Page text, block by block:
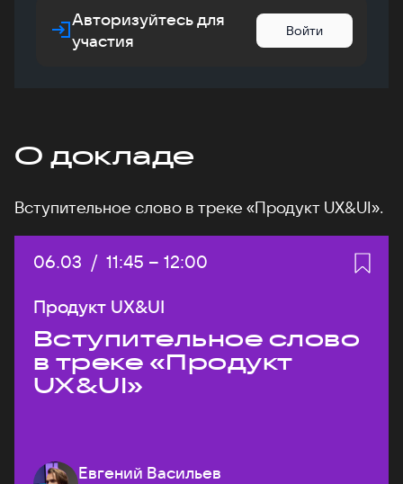
Авторизуйтесь для
участия
Войти
О докладе
Вступительное слово в треке «Продукт UX&UI».
Дата:
06.03 / Начало:
11:45 – Конец:
12:00
Продукт UX&UI
Вступительное слово
в треке «Продукт
UX&UI»
Евгений Васильев